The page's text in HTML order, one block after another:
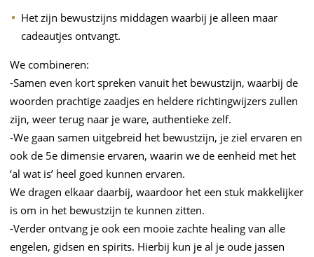
Het zijn bewustzijns middagen waarbij je alleen maar
cadeautjes ontvangt.
We combineren:
-Samen even kort spreken vanuit het bewustzijn, waarbij de
woorden prachtige zaadjes en heldere richtingwijzers zullen
zijn, weer terug naar je ware, authentieke zelf.
-We gaan samen uitgebreid het bewustzijn, je ziel ervaren en
ook de 5e dimensie ervaren, waarin we de eenheid met het
‘al wat is’ heel goed kunnen ervaren.
We dragen elkaar daarbij, waardoor het een stuk makkelijker
is om in het bewustzijn te kunnen zitten.
-Verder ontvang je ook een mooie zachte healing van alle
engelen, gidsen en spirits. Hierbij kun je al je oude jassen